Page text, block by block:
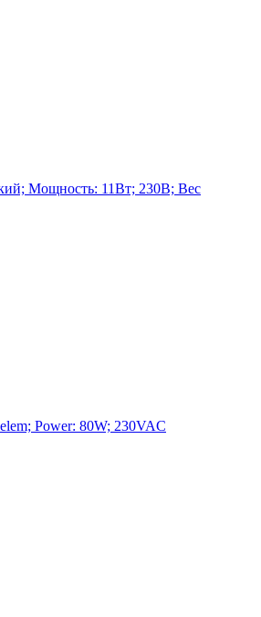
Мощность: 11Вт; 230В; Вес
Power: 80W; 230VAC